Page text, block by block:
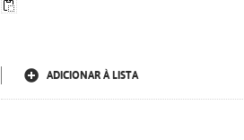
ADICIONAR À LISTA